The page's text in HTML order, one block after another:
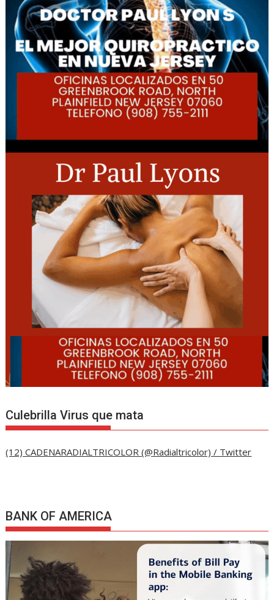
Culebrilla Virus que mata
(12) CADENARADIALTRICOLOR (@Radialtricolor) / Twitter
BANK OF AMERICA